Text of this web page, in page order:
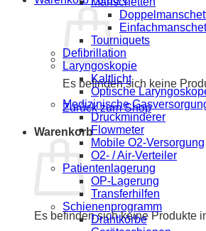
Es befinden sich keine
Zurück zum Shop
Warenkorb
Es befinden sich keine Produkte
Tourniquets
Defibrillation
Laryngoskopie
Kaltlicht
Optische
Medizinische
Druckminderer
Flowmeter
Mobile O2-Versorgung
O2- / Air-Verteiler
Patientenlagerung
OP-Lagerung
Transferhilfen
Schienenprogramm
Drahtkörbe